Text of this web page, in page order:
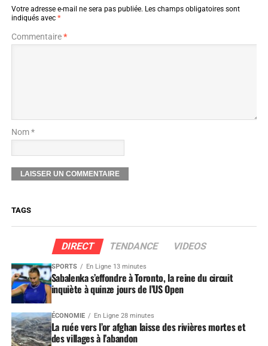
Votre adresse e-mail ne sera pas publiée. Les champs obligatoires sont
indiqués avec *
Commentaire*
Nom *
TAGS
DIRECT TENDANCE VIDEOS
SPORTS En Ligne 13 minutes
Sabalenka s’effondre à Toronto, la reine du circuit
inquiète à quinze jours de l’US Open
ÉCONOMIE En Ligne 28 minutes
La ruée vers l’or afghan laisse des rivières mortes et
des villages à l’abandon